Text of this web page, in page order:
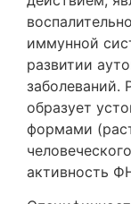
иммунной
развитии
заболеваний.
образует
формами
активность